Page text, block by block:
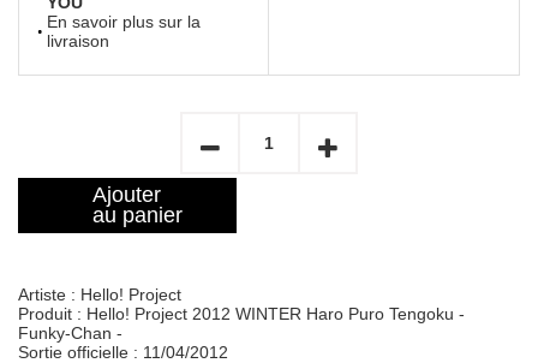
En savoir plus sur la
livraison
Ajouter
au panier
Artiste : Hello! Project
Produit : Hello! Project 2012 WINTER Haro Puro Tengoku -
Funky-Chan -
Sortie officielle : 11/04/2012